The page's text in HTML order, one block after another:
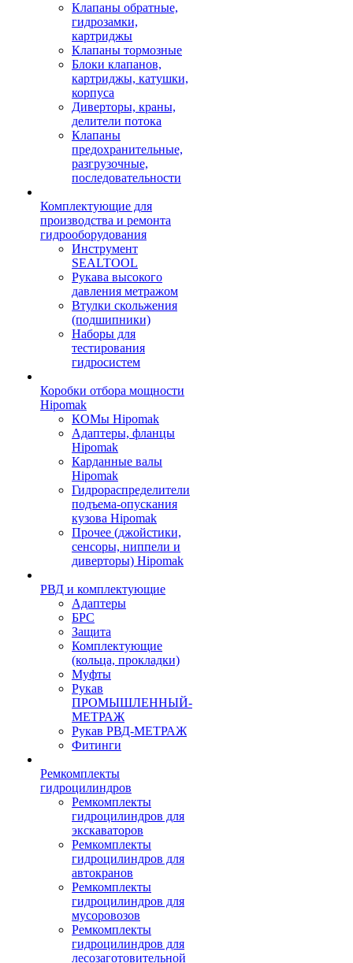
Клапаны обратные,
гидрозамки,
картриджы
Клапаны тормозные
Блоки клапанов,
картриджы, катушки,
корпуса
Диверторы, краны,
делители потока
Клапаны
предохранительные,
разгрузочные,
последовательности
Комплектующие для
производства и ремонта
гидрооборудования
Инструмент
SEALTOOL
Рукава высокого
давления метражом
Втулки скольжения
(подшипники)
Наборы для
тестирования
гидросистем
Коробки отбора мощности
Hipomak
КОМы Hipomak
Адаптеры, фланцы
Hipomak
Карданные валы
Hipomak
Гидрораспределители
подъема-опускания
кузова Hipomak
Прочее (джойстики,
сенсоры, ниппели и
диверторы) Hipomak
РВД и комплектующие
Адаптеры
БРС
Защита
Комплектующие
(кольца, прокладки)
Муфты
Рукав
ПРОМЫШЛЕННЫЙ-
МЕТРАЖ
Рукав РВД-МЕТРАЖ
Фитинги
Ремкомплекты
гидроцилиндров
Ремкомплекты
гидроцилиндров для
экскаваторов
Ремкомплекты
гидроцилиндров для
автокранов
Ремкомплекты
гидроцилиндров для
мусоровозов
Ремкомплекты
гидроцилиндров для
лесозаготовительной